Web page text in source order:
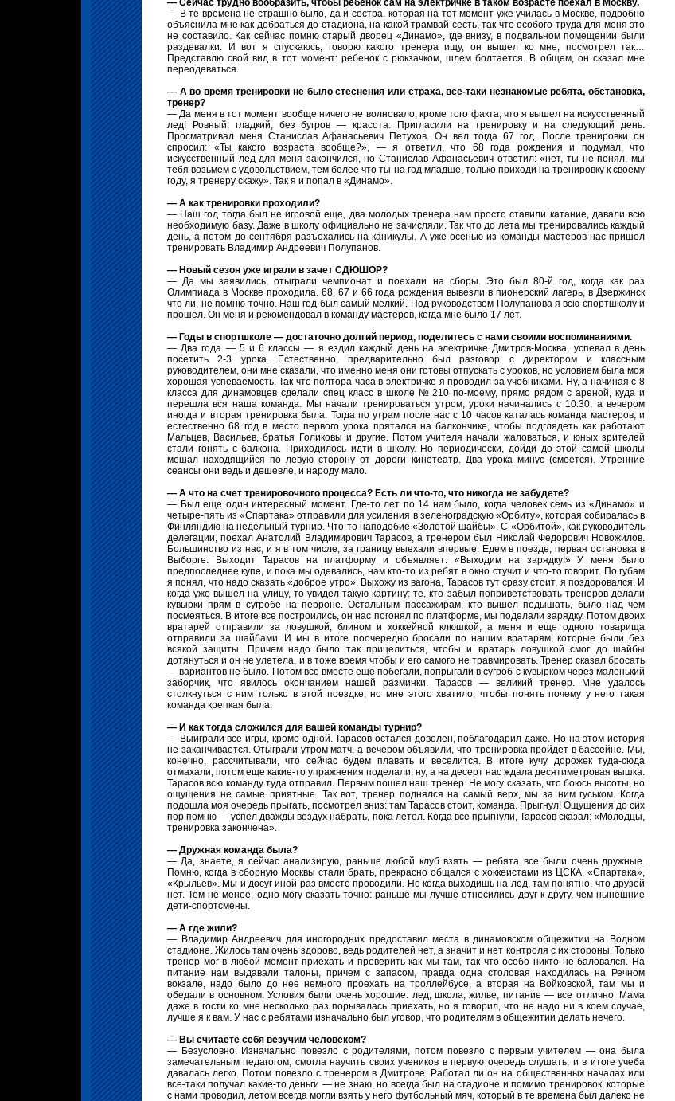
— Сейчас трудно вообразить, чтобы ребенок сам на электричке в таком возрасте поехал в Москву.
— В те времена не страшно было, да и сестра, которая на тот момент уже училась в Москве, подробно
объяснила мне как добраться до стадиона, на какой трамвай сесть, так что особого труда для меня это
не составило. Как сейчас помню старый дворец «Динамо», где внизу, в подвальном помещении были
раздевалки. И вот я спускаюсь, говорю какого тренера ищу, он вышел ко мне, посмотрел так…
Представлю свой вид в тот момент: ребенок с рюкзачком, шлем болтается. В общем, он сказал мне
переодеваться.
— А во время тренировки не было стеснения или страха, все-таки незнакомые ребята, обстановка,
тренер?
— Да меня в тот момент вообще ничего не волновало, кроме того факта, что я вышел на искусственный
лед! Ровный, гладкий, без бугров — красота. Пригласили на тренировку и на следующий день.
Просматривал меня Станислав Афанасьевич Петухов. Он вел тогда 67 год. После тренировки он
спросил: «Ты какого возраста вообще?», — я ответил, что 68 года рождения и подумал, что
искусственный лед для меня закончился, но Станислав Афанасьевич ответил: «нет, ты не понял, мы
тебя возьмем с удовольствием, тем более что ты на год младше, только приходи на тренировку к своему
году, я тренеру скажу». Так я и попал в «Динамо».
— А как тренировки проходили?
— Наш год тогда был не игровой еще, два молодых тренера нам просто ставили катание, давали всю
необходимую базу. Даже в школу официально не зачисляли. Так что до лета мы тренировались каждый
день, а потом до сентября разъехались на каникулы. А уже осенью из команды мастеров нас пришел
тренировать Владимир Андреевич Полупанов.
— Новый сезон уже играли в зачет СДЮШОР?
— Да мы заявились, отыграли чемпионат и поехали на сборы. Это был 80-й год, когда как раз
Олимпиада в Москве проходила. 68, 67 и 66 года рождения вывезли в пионерский лагерь, в Дзержинск
что ли, не помню точно. Наш год был самый мелкий. Под руководством Полупанова я всю спортшколу и
прошел. Он меня и рекомендовал в команду мастеров, когда мне было 17 лет.
— Годы в спортшколе — достаточно долгий период, поделитесь с нами своими воспоминаниями.
— Два года — 5 и 6 классы — я ездил каждый день на электричке Дмитров-Москва, успевал в день
посетить 2-3 урока. Естественно, предварительно был разговор с директором и классным
руководителем, они мне сказали, что именно меня они готовы отпускать с уроков, но условием была моя
хорошая успеваемость. Так что полтора часа в электричке я проводил за учебниками. Ну, а начиная с 8
класса для динамовцев сделали спец класс в школе № 210 по-моему, прямо рядом с ареной, куда и
перешла вся наша команда. Мы начали тренироваться утром, уроки начинались с 10:30, а вечером
иногда и вторая тренировка была. Тогда по утрам после нас с 10 часов каталась команда мастеров, и
естественно 68 год в место первого урока прятался на балкончике, чтобы подглядеть как работают
Мальцев, Васильев, братья Голиковы и другие. Потом учителя начали жаловаться, и юных зрителей
стали гонять с балкона. Приходилось идти в школу. Но периодически, дойди до этой самой школы
мешал находящийся по левую сторону от дороги кинотеатр. Два урока минус (смеется). Утренние
сеансы они ведь и дешевле, и народу мало.
— А что на счет тренировочного процесса? Есть ли что-то, что никогда не забудете?
— Был еще один интересный момент. Где-то лет по 14 нам было, когда человек семь из «Динамо» и
четыре-пять из «Спартака» отправили для усиления в зеленоградскую «Орбиту», которая собиралась в
Финляндию на недельный турнир. Что-то наподобие «Золотой шайбы». С «Орбитой», как руководитель
делегации, поехал Анатолий Владимирович Тарасов, а тренером был Николай Федорович Новожилов.
Большинство из нас, и я в том числе, за границу выехали впервые. Едем в поезде, первая остановка в
Выборге. Выходит Тарасов на платформу и объявляет: «Выходим на зарядку!» У меня было
предпоследнее купе, и пока мы одевались, нам кто-то из ребят в окно стучит и что-то говорит. По губам
я понял, что надо сказать «доброе утро». Выхожу из вагона, Тарасов тут сразу стоит, я поздоровался. И
когда уже вышел на улицу, то увидел такую картину: те, кто забыл поприветствовать тренеров делали
кувырки прям в сугробе на перроне. Остальным пассажирам, кто вышел подышать, было над чем
посмеяться. В итоге все построились, он нас погонял по платформе, мы поделали зарядку. Потом двоих
вратарей отправили за ловушкой, блином и хоккейной клюшкой, а меня и еще одного товарища
отправили за шайбами. И мы в итоге поочередно бросали по нашим вратарям, которые были без
всякой защиты. Причем надо было так прицелиться, чтобы и вратарь ловушкой смог до шайбы
дотянуться и он не улетела, и в тоже время чтобы и его самого не травмировать. Тренер сказал бросать
— вариантов не было. Потом все вместе еще побегали, попрыгали в сугроб с кувырком через маленький
заборчик, что явилось окончанием нашей разминки. Тарасов — великий тренер. Мне удалось
столкнуться с ним только в этой поездке, но мне этого хватило, чтобы понять почему у него такая
команда крепкая была.
— И как тогда сложился для вашей команды турнир?
— Выиграли все игры, кроме одной. Тарасов остался доволен, поблагодарил даже. Но на этом история
не заканчивается. Отыграли утром матч, а вечером объявили, что тренировка пройдет в бассейне. Мы,
конечно, рассчитывали, что сейчас будем плавать и веселится. В итоге кучу дорожек туда-сюда
отмахали, потом еще какие-то упражнения поделали, ну, а на десерт нас ждала десятиметровая вышка.
Тарасов всю команду туда отправил. Первым пошел наш тренер. Не могу сказать, что боюсь высоты, но
ощущения не самые приятные. Так вот, тренер поднялся на самый верх, мы за ним гуськом. Когда
подошла моя очередь прыгать, посмотрел вниз: там Тарасов стоит, команда. Прыгнул! Ощущения до сих
пор помню — успел дважды воздух набрать, пока летел. Когда все прыгнули, Тарасов сказал: «Молодцы,
тренировка закончена».
— Дружная команда была?
— Да, знаете, я сейчас анализирую, раньше любой клуб взять — ребята все были очень дружные.
Помню, когда в сборную Москвы стали брать, прекрасно общался с хоккеистами из ЦСКА, «Спартака»,
«Крыльев». Мы и досуг иной раз вместе проводили. Но когда выходишь на лед, там понятно, что друзей
нет. Тем не менее, одно могу сказать точно: раньше мы лучше относились друг к другу, чем нынешние
дети-спортсмены.
— А где жили?
— Владимир Андреевич для иногородних предоставил места в динамовском общежитии на Водном
стадионе. Жилось там очень здорово, ведь родителей нет, а значит и нет контроля с их стороны. Только
тренер мог в любой момент приехать и проверить как мы там, так что особо никто не баловался. На
питание нам выдавали талоны, причем с запасом, правда одна столовая находилась на Речном
вокзале, надо было до нее немного проехать на троллейбусе, а вторая на Войковской, там мы и
обедали в основном. Условия были очень хорошие: лед, школа, жилье, питание — все отлично. Мама
даже в гости ко мне несколько раз порывалась приехать, но я говорил, что не надо ни в коем случае,
лучше я к вам. У нас с ребятами изначально был уговор, что родителям в общежитии делать нечего.
— Вы считаете себя везучим человеком?
— Безусловно. Изначально повезло с родителями, потом повезло с первым учителем — она была
замечательным педагогом, смогла научить своих учеников в первую очередь слушать, и в итоге учеба
давалась легко. Потом повезло с тренером в Дмитрове. Работал ли он на общественных началах или
все-таки получал какие-то деньги — не знаю, но всегда был на стадионе и помимо тренировок, которые
с нами проводил, летом всегда могли взять у него футбольный мяч, который в те времена был далеко не